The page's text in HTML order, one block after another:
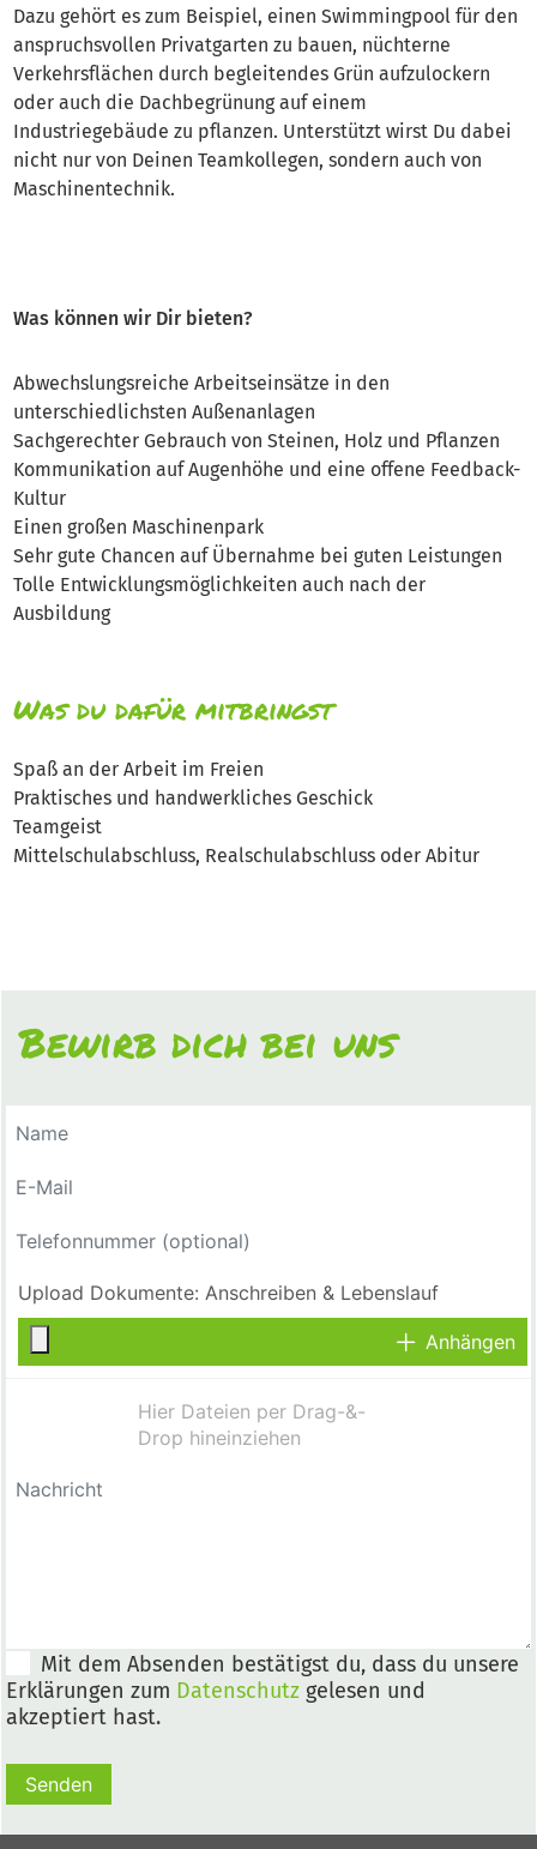
Dazu gehört es zum Beispiel, einen Swimmingpool für den
anspruchsvollen Privatgarten zu bauen, nüchterne
Verkehrsflächen durch begleitendes Grün aufzulockern
oder auch die Dachbegrünung auf einem
Industriegebäude zu pflanzen. Unterstützt wirst Du dabei
nicht nur von Deinen Teamkollegen, sondern auch von
Maschinentechnik.
Was können wir Dir bieten?
Abwechslungsreiche Arbeitseinsätze in den
unterschiedlichsten Außenanlagen
Sachgerechter Gebrauch von Steinen, Holz und Pflanzen
Kommunikation auf Augenhöhe und eine offene Feedback-
Kultur
Einen großen Maschinenpark
Sehr gute Chancen auf Übernahme bei guten Leistungen
Tolle Entwicklungsmöglichkeiten auch nach der
Ausbildung
Was du dafür mitbringst
Spaß an der Arbeit im Freien
Praktisches und handwerkliches Geschick
Teamgeist
Mittelschulabschluss, Realschulabschluss oder Abitur
Bewirb dich bei uns
Anhängen
Mit dem Absenden bestätigst du, dass du unsere
Erklärungen zum Datenschutz gelesen und
akzeptiert hast.
Senden